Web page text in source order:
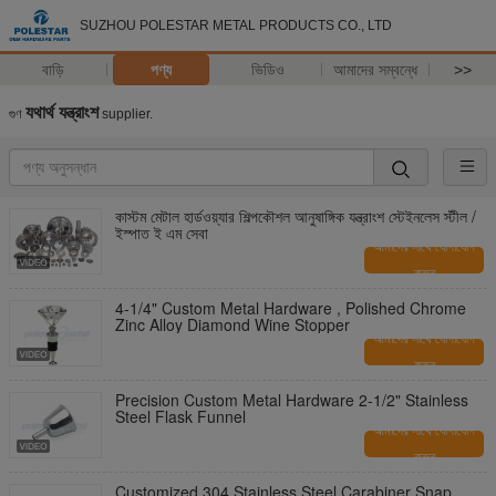
SUZHOU POLESTAR METAL PRODUCTS CO., LTD
বাড়ি পণ্য ভিডিও আমাদের সম্বন্ধে >>
গুণ যথার্থ যন্ত্রাংশsupplier.
কাস্টম মেটাল হার্ডওয়্যার শিল্পকৌশল আনুষাঙ্গিক যন্ত্রাংশ স্টেইনলেস স্টীল /
ইস্পাত ই এম সেবা
আমাদের সাথে যোগাযোগ
করুন
4-1/4" Custom Metal Hardware , Polished Chrome
Zinc Alloy Diamond Wine Stopper
আমাদের সাথে যোগাযোগ
করুন
Precision Custom Metal Hardware 2-1/2" Stainless
Steel Flask Funnel
আমাদের সাথে যোগাযোগ
করুন
Customized 304 Stainless Steel Carabiner Snap